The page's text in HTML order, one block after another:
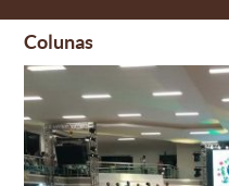
Colunas